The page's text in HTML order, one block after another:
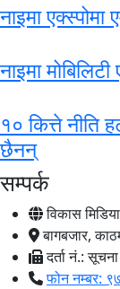
नाइमा
नाइमा
१० कित्ते नीति
छैनन्
सम्पर्क
विकास
बागबजार,
दर्ता नं.:
फोन नम्बर: